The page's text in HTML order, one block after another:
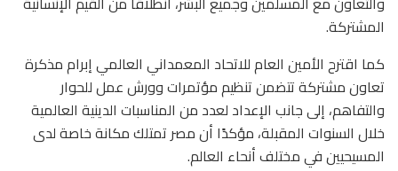
المشتركة.
كما اقترح الأمين العام للاتحاد المعمداني العالمي إبرام مذكرة
تعاون مشتركة تتضمن تنظيم مؤتمرات وورش عمل للحوار
والتفاهم، إلى جانب الإعداد لعدد من المناسبات الدينية العالمية
خلال السنوات المقبلة، مؤكدًا أن مصر تمتلك مكانة خاصة لدى
المسيحيين في مختلف أنحاء العالم.